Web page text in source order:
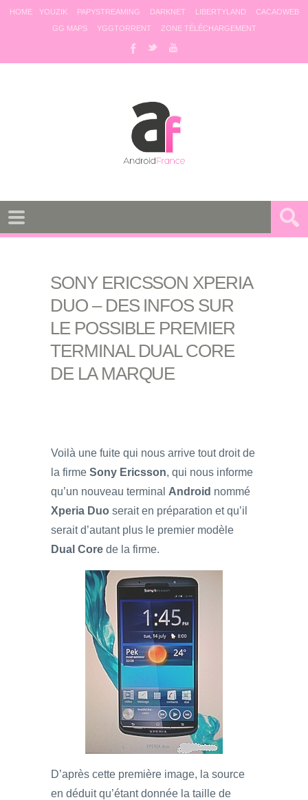
HOME YOUZIK PAPYSTREAMING DARKNET LIBERTYLAND
CACAOWEB
GG MAPS
YGGTORRENT ZONE TÉLÉCHARGEMENT
SONY ERICSSON XPERIA
DUO – DES INFOS SUR
LE POSSIBLE PREMIER
TERMINAL DUAL CORE
DE LA MARQUE
Voilà une fuite qui nous arrive tout droit de
la firme Sony Ericsson, qui nous informe
qu’un nouveau terminal Android nommé
Xperia Duo serait en préparation et qu’il
serait d’autant plus le premier modèle
Dual Core de la firme.
D’après cette première image, la source
en déduit qu’étant donnée la taille de